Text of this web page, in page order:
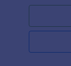
işletme
işlemlerinde